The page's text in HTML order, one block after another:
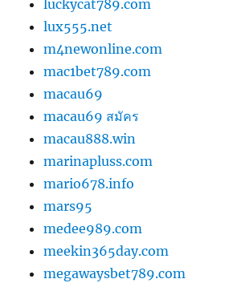
luckycat789.com
lux555.net
m4newonline.com
mac1bet789.com
macau69
macau69 สมัคร
macau888.win
marinapluss.com
mario678.info
mars95
medee989.com
meekin365day.com
megawaysbet789.com